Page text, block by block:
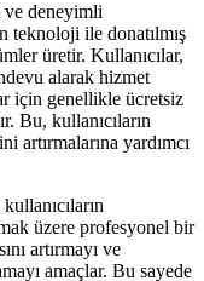
deneyimli
teknoloji ile donatılmış
üretir. Kullanıcılar,
alarak hizmet
için genellikle ücretsiz
Bu, kullanıcıların
artırmalarına yardımcı
üzere profesyonel bir
artırmayı ve
amaçlar. Bu sayede